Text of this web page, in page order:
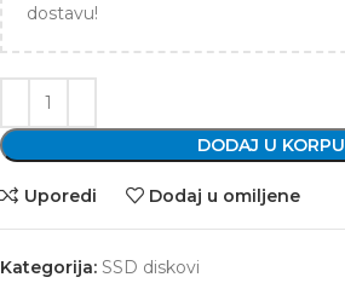
dostavu!
DODAJ U KORPU
Uporedi Dodaj u omiljene
Kategorija: SSD diskovi